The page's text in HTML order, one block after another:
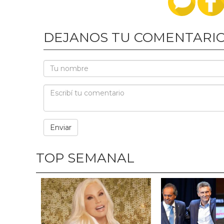
DEJANOS TU
TOP SEMANAL